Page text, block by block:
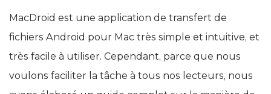
MacDroid est une application de transfert de
fichiers Android pour Mac très simple et intuitive, et
très facile à utiliser. Cependant, parce que nous
voulons faciliter la tâche à tous nos lecteurs, nous